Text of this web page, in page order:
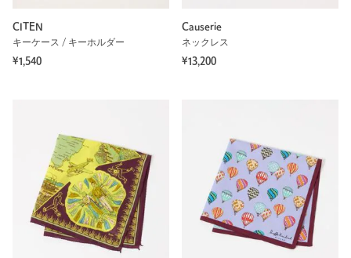
CITEN
キーケース / キーホルダー
¥1,540
Causerie
ネックレス
¥13,200